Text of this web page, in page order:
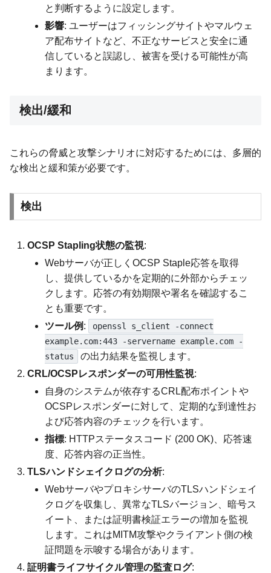
と判断するように設定します。
影響: ユーザーはフィッシングサイトやマルウェ
ア配布サイトなど、不正なサービスと安全に通
信していると誤認し、被害を受ける可能性が高
まります。
検出/緩和
これらの脅威と攻撃シナリオに対応するためには、多層的
な検出と緩和策が必要です。
検出
OCSP Stapling状態の監視:
Webサーバが正しくOCSP Staple応答を取得
し、提供しているかを定期的に外部からチェッ
クします。応答の有効期限や署名を確認するこ
とも重要です。
ツール例 :
openssl s_client -connect
example.com:443 -servername example.com -
status
の出力結果を監視します。
CRL/OCSPレスポンダーの可用性監視:
自身のシステムが依存するCRL配布ポイントや
OCSPレスポンダーに対して、定期的な到達性お
よび応答内容のチェックを行います。
指標: HTTPステータスコード (200 OK)、応答速
度、応答内容の正当性。
TLSハンドシェイクログの分析:
WebサーバやプロキシサーバのTLSハンドシェイ
クログを収集し、異常なTLSバージョン、暗号ス
イート、または証明書検証エラーの増加を監視
します。これはMITM攻撃やクライアント側の検
証問題を示唆する場合があります。
証明書ライフサイクル管理の監査ログ: